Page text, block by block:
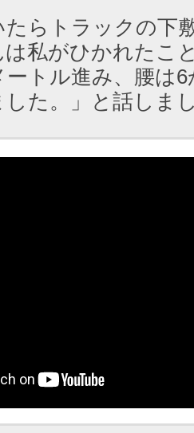
たらトラックの下
は私がひかれたこ
トル進み、腰は
した。」と話しま